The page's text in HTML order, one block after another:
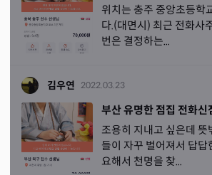
위치는 충주 중앙초등학
다.(대면시) 최근 전화사
번은 결정하는...
김우연 2022.03.23
조용히 지내고 싶은데 뜻
들이 자꾸 벌어져서 답답
요해서 천명을 찾...